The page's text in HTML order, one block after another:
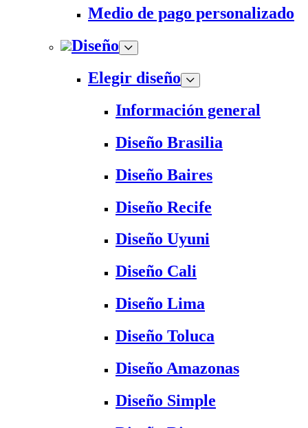
Medio de pago personalizado
Diseño
Elegir diseño
Información general
Diseño Brasilia
Diseño Baires
Diseño Recife
Diseño Uyuni
Diseño Cali
Diseño Lima
Diseño Toluca
Diseño Amazonas
Diseño Simple